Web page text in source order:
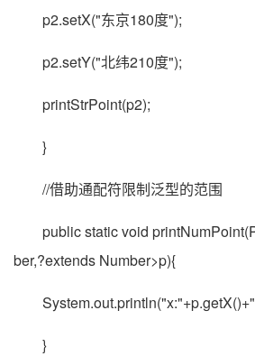
p2.setX("东京180度");
p2.setY("北纬210度");
printStrPoint(p2);
}
//借助通配符限制泛型的范围
public static void
ber,?extends Number>p){
}